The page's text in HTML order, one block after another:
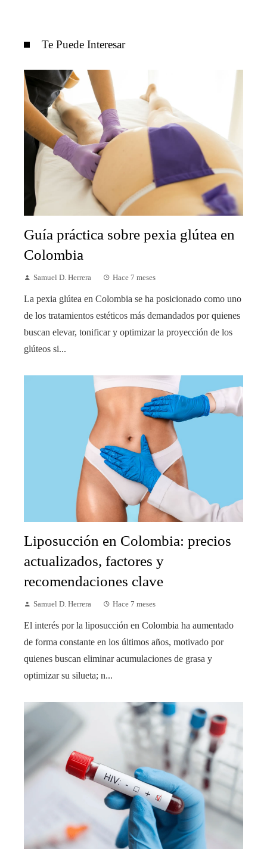
Te Puede Interesar
Guía práctica sobre pexia glútea en
Colombia
Samuel D. Herrera Hace 7 meses
La pexia glútea en Colombia se ha posicionado como uno
de los tratamientos estéticos más demandados por quienes
buscan elevar, tonificar y optimizar la proyección de los
glúteos si...
Liposucción en Colombia: precios
actualizados, factores y
recomendaciones clave
Samuel D. Herrera Hace 7 meses
El interés por la liposucción en Colombia ha aumentado
de forma constante en los últimos años, motivado por
quienes buscan eliminar acumulaciones de grasa y
optimizar su silueta; n...